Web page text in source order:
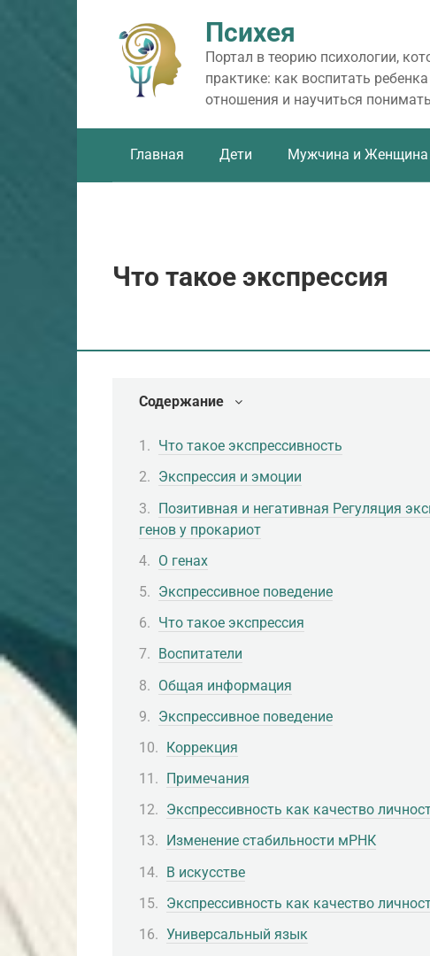
Психея
Портал в теорию психологии,
практике: как воспитать
отношения и научиться
Главная Дети Мужчина и Женщина
Что такое экспрессия
Содержание
Что такое экспрессивность
Экспрессия и эмоции
Позитивная и негативная Регуляция
генов у прокариот
О генах
Экспрессивное поведение
Что такое экспрессия
Воспитатели
Общая информация
Экспрессивное поведение
Коррекция
Примечания
Экспрессивность как качество
Изменение стабильности мРНК
В искусстве
Экспрессивность как качество
Универсальный язык